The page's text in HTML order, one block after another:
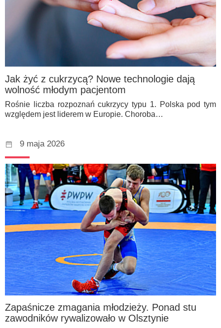
Jak żyć z cukrzycą? Nowe technologie dają
wolność młodym pacjentom
Rośnie liczba rozpoznań cukrzycy typu 1. Polska pod tym
względem jest liderem w Europie. Choroba…
9 maja 2026
Zapaśnicze zmagania młodzieży. Ponad stu
zawodników rywalizowało w Olsztynie